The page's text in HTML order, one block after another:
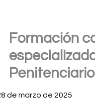
Formación
de marzo de 2025